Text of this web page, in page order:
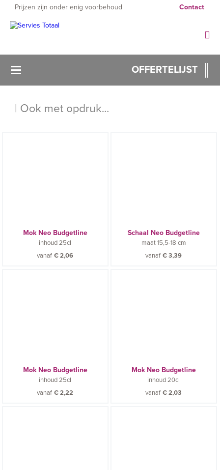
Prijzen zijn onder enig voorbehoud Contact
OFFERTELIJST
| Ook met opdruk...
Mok Neo Budgetline
inhoud25cl
vanaf €2,06
Schaal Neo Budgetline
maat15,5-18 cm
vanaf €3,39
Mok Neo Budgetline
inhoud25cl
vanaf €2,22
Mok Neo Budgetline
inhoud20cl
vanaf €2,03